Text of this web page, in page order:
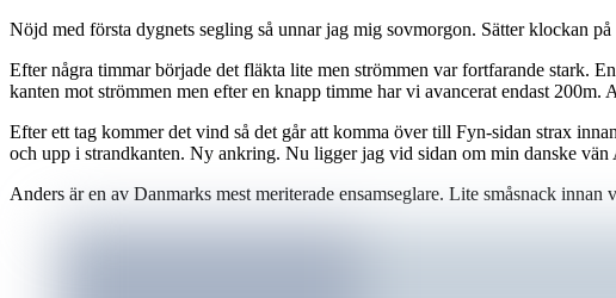
Nöjd med första dygnets segling så unnar jag mig sovmorgon. Sätter klockan
Efter några timmar började det fläkta lite men strömmen var fortfarande stark.
kanten mot strömmen men efter en knapp timme har vi avancerat endast 200m.
Efter ett tag kommer det vind så det går att komma över till Fyn-sidan strax
och upp i strandkanten. Ny ankring. Nu ligger jag vid sidan om min danske
Anders är en av Danmarks mest meriterade ensamseglare. Lite småsnack innan